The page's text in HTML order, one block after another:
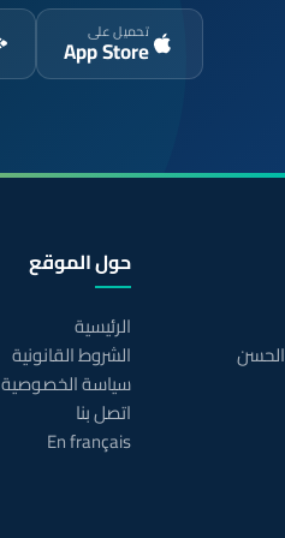
تحميل على
App Store
حول الموقع
الرئيسية
الشروط القانونية
سياسة الخصوصية
اتصل بنا
En français